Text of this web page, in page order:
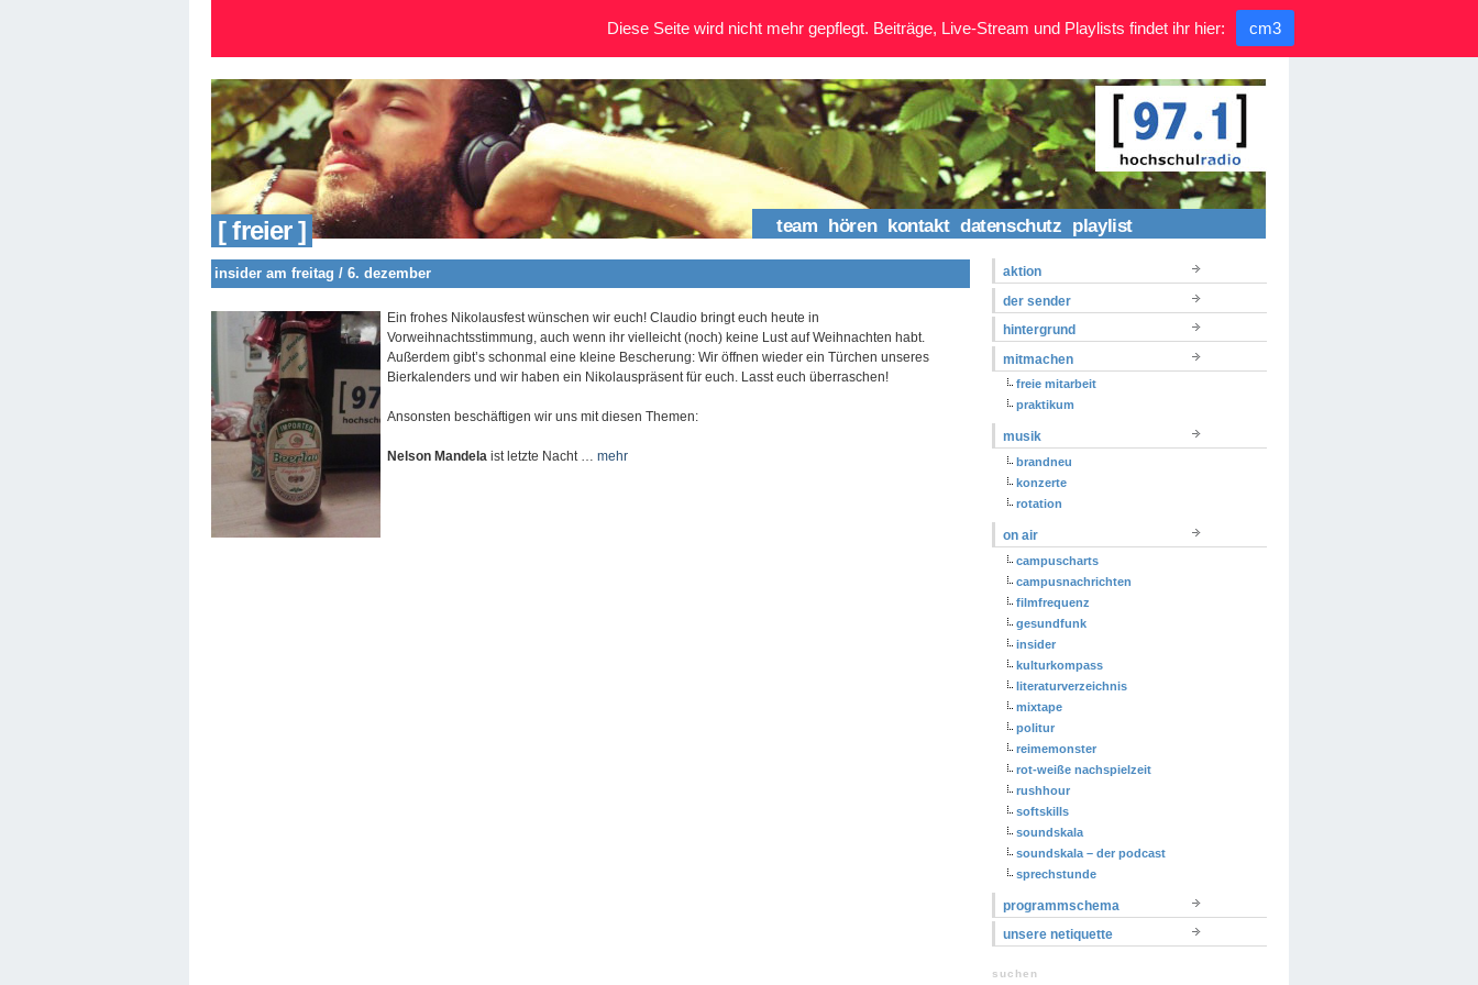
[ freier ] team hören kontakt datenschutz playlist
insider am freitag / 6. dezember
Ein frohes Nikolausfest wünschen wir euch! Claudio bringt euch heute in
Vorweihnachtsstimmung, auch wenn ihr vielleicht (noch) keine Lust auf Weihnachten habt.
Außerdem gibt’s schonmal eine kleine Bescherung: Wir öffnen wieder ein Türchen unseres
Bierkalenders und wir haben ein Nikolauspräsent für euch. Lasst euch überraschen!
Ansonsten beschäftigen wir uns mit diesen Themen:
Nelson Mandela ist letzte Nacht … mehr
aktion
der sender
hintergrund
mitmachen
freie mitarbeit
praktikum
musik
brandneu
konzerte
rotation
on air
campuscharts
campusnachrichten
filmfrequenz
gesundfunk
insider
kulturkompass
literaturverzeichnis
mixtape
politur
reimemonster
rot-weiße nachspielzeit
rushhour
softskills
soundskala
soundskala – der podcast
sprechstunde
programmschema
unsere netiquette
suchen
Diese Seite wird nicht mehr gepflegt. Beiträge, Live-Stream und Playlists findet ihr hier: cm3